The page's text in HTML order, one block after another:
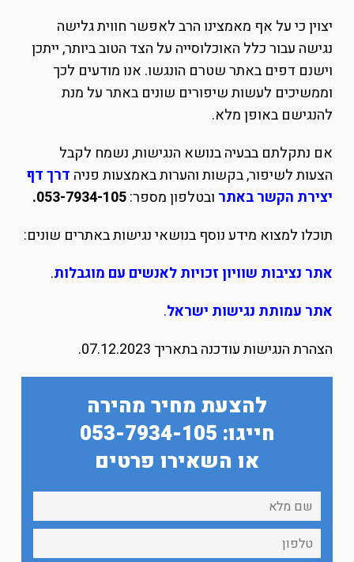
יצוין כי על אף מאמצינו הרב לאפשר חווית גלישה
נגישה עבור כלל האוכלוסייה על הצד הטוב ביותר, ייתכן
וישנם דפים באתר שטרם הונגשו. אנו מודעים לכך
וממשיכים לעשות שיפורים שונים באתר על מנת
להנגישם באופן מלא.
אם נתקלתם בבעיה בנושא הנגישות, נשמח לקבל
הצעות לשיפור, בקשות והערות באמצעות פניה דרך דף
יצירת הקשר באתר ובטלפון מספר:053-7934-105.
תוכלו למצוא מידע נוסף בנושאי נגישות באתרים שונים:
אתר נציבות שוויון זכויות לאנשים עם מוגבלות.
אתר עמותת נגישות ישראל.
הצהרת הנגישות עודכנה בתאריך 07.12.2023.
להצעת מחיר מהירה
חייגו: 053-7934-105
או השאירו פרטים